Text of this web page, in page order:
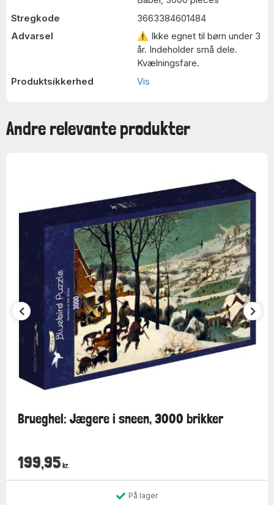
Stregkode
3663384601484
Advarsel
⚠ Ikke egnet til børn under 3
år. Indeholder små dele.
Kvælningsfare.
Produktsikkerhed
Vis
Andre relevante produkter
Brueghel: Jægere i sneen, 3000 brikker
199,95 kr.
På lager